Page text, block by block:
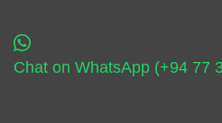
Chat on WhatsApp (+94 77